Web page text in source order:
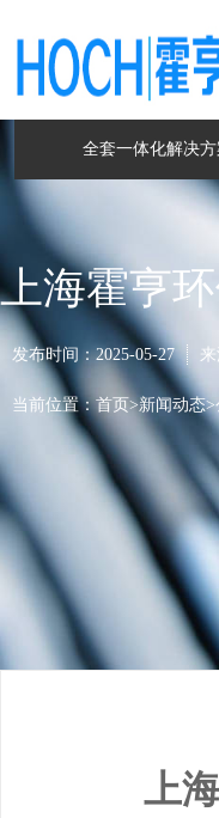
全套一体化解决方
上海霍亨
发布时间：2025-05-27
当前位置：首页 >新闻动态>
上